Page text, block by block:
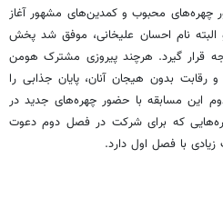
چهره‌های محبوب و کمدین‌های مشهور آغاز
نام احسان علیخانی، موفق شد پخش
قرار گیرد. هرچند پیروزی مشترک هومن
بدون هیجان آنان، پایان جذابی را
این مسابقه با حضور چهره‌های جدید در
که برای شرکت در فصل دوم دعوت
با فصل اول دارد.